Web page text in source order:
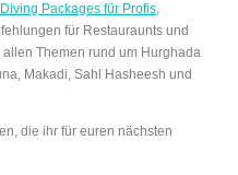
Packages für Profis,
für Restauraunts und
allen Themen rund um Hurghada
Makadi, Sahl Hasheesh und
die ihr für euren nächsten